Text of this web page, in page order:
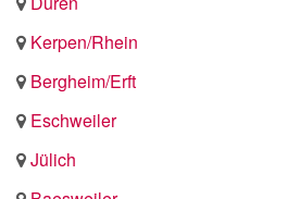
Kerpen/Rhein
Bergheim/Erft
Eschweiler
Jülich